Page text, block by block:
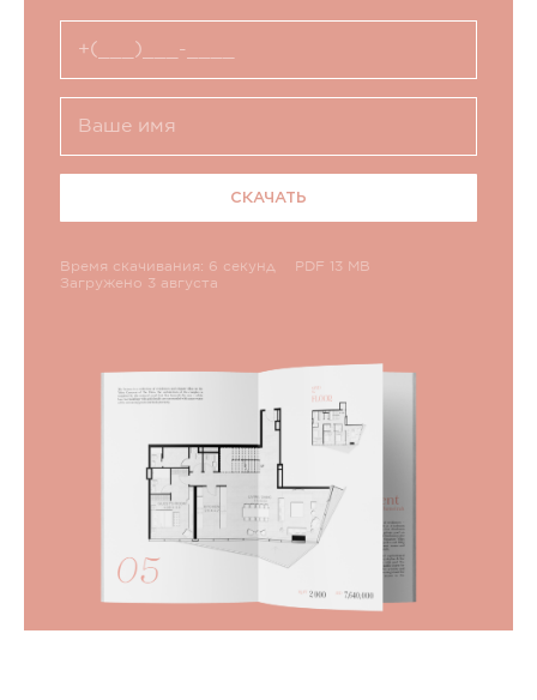
СКАЧАТЬ
Время скачивания: 6 секунд
PDF 13 MB
Загружено 3 августа